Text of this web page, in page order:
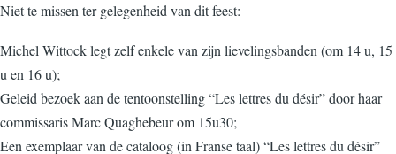
Niet te missen ter gelegenheid van dit feest:
Michel Wittock legt zelf enkele van zijn lievelingsbanden (om 14 u, 15
u en 16 u);
Geleid bezoek aan de tentoonstelling “Les lettres du désir” door haar
commissaris Marc Quaghebeur om 15u30;
Een exemplaar van de cataloog (in Franse taal) “Les lettres du désir”